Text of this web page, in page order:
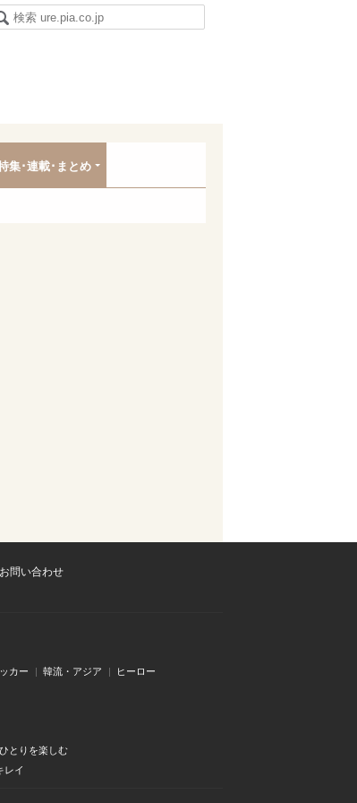
集･連載･まとめ
問い合わせ
カー 韓流・アジア ヒーロー
ひとりを楽しむ
レイ